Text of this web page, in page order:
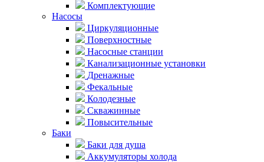
Комплектующие
Насосы
Циркуляционные
Поверхностные
Насосные станции
Канализационные установки
Дренажные
Фекальные
Колодезные
Скважинные
Повысительные
Баки
Баки для душа
Аккумуляторы холода